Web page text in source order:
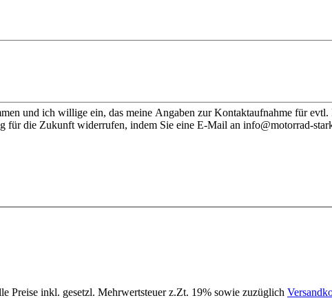
und ich willige ein, das meine Angaben zur Kontaktaufnahme für
die Zukunft widerrufen, indem Sie eine E-Mail an info@motorrad-
Preise inkl. gesetzl. Mehrwertsteuer z.Zt. 19% sowie zuzüglich